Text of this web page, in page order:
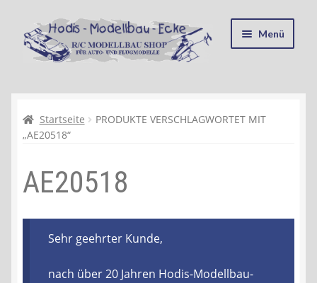
Zur
Navigation
springen
Zum
Inhalt
springen
Menü
Kasse
Recycling, Entsorgung und Umwelt
Shop
Warenkorb
Startseite
PRODUKTE VERSCHLAGWORTET MIT
„AE20518“
AE20518
Sehr geehrter Kunde,
nach über 20 Jahren Hodis-Modellbau-